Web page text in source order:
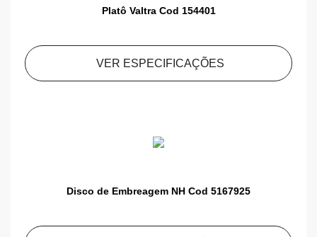
Platô Valtra Cod 154401
VER ESPECIFICAÇÕES
Disco de Embreagem NH Cod 5167925